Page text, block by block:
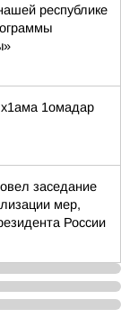
республике
1омадар
заседание
мер,
России